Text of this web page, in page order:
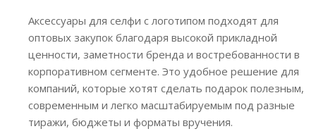
Аксессуары для селфи с логотипом подходят для
оптовых закупок благодаря высокой прикладной
ценности, заметности бренда и востребованности в
корпоративном сегменте. Это удобное решение для
компаний, которые хотят сделать подарок полезным,
современным и легко масштабируемым под разные
тиражи, бюджеты и форматы вручения.